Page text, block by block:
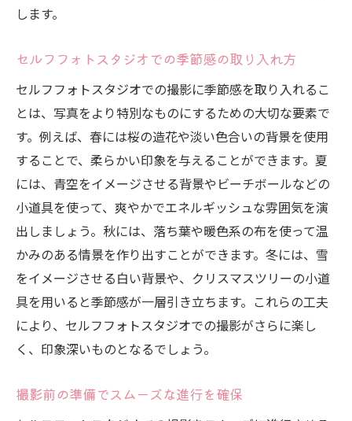
します。
セルフフォトスタジオでの季節感の取り入れ方
セルフフォトスタジオでの撮影に季節感を取り入れるこ
とは、写真をより特別なものにするための大切な要素で
す。例えば、春には桜の造花や淡い色合いの背景を使用
することで、柔らかい印象を与えることができます。夏
には、青空をイメージさせる背景やビーチボールなどの
小道具を使って、爽やかでエネルギッシュな雰囲気を演
出しましょう。秋には、落ち葉や暖色系の布を使って温
かみのある情景を作り出すことができます。冬には、雪
をイメージさせる白い背景や、クリスマスツリーの小道
具を用いると季節感が一層引き立ちます。これらの工夫
により、セルフフォトスタジオでの撮影がさらに楽し
く、印象深いものとなるでしょう。
撮影前の準備でスムーズな進行を確保